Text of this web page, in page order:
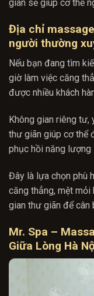
giãn sẽ giúp cơ thể
Địa chỉ
người thường
Nếu bạn đang tìm
giờ làm việc căng
được nhiều khách
Không gian riêng tư,
thư giãn giúp cơ thể
phục hồi năng lượng
Đây là lựa chọn phù
căng thẳng, mệt
gian thư giãn để cân
Mr. Spa –
Giữa Lòng Hà